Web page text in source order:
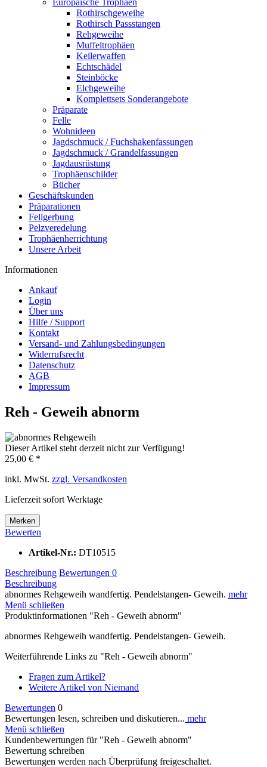
Europäische Trophäen
Rothirschgeweihe
Rothirsch Passstangen
Rehgeweihe
Muffeltrophäen
Keilerwaffen
Echtschädel
Steinböcke
Elchgeweihe
Komplettsets Sonderangebote
Präparate
Felle
Wohnideen
Jagdschmuck / Fuchshakenfassungen
Jagdschmuck / Grandelfassungen
Jagdausrüstung
Trophäenschilder
Bücher
Geschäftskunden
Präparationen
Fellgerbung
Pelzveredelung
Trophäenherrichtung
Unsere Arbeit
Informationen
Ankauf
Login
Über uns
Hilfe / Support
Kontakt
Versand- und Zahlungsbedingungen
Widerrufsrecht
Datenschutz
AGB
Impressum
Reh - Geweih abnorm
Dieser Artikel steht derzeit nicht zur Verfügung!
25,00 € *
inkl. MwSt. zzgl. Versandkosten
Lieferzeit sofort Werktage
Merken
Bewerten
Artikel-Nr.: DT10515
Beschreibung Bewertungen 0
Beschreibung
abnormes Rehgeweih wandfertig. Pendelstangen- Geweih. mehr
Menü schließen
Produktinformationen "Reh - Geweih abnorm"
abnormes Rehgeweih wandfertig. Pendelstangen- Geweih.
Weiterführende Links zu "Reh - Geweih abnorm"
Fragen zum Artikel?
Weitere Artikel von Niemand
Bewertungen 0
Bewertungen lesen, schreiben und diskutieren... mehr
Menü schließen
Kundenbewertungen für "Reh - Geweih abnorm"
Bewertung schreiben
Bewertungen werden nach Überprüfung freigeschaltet.